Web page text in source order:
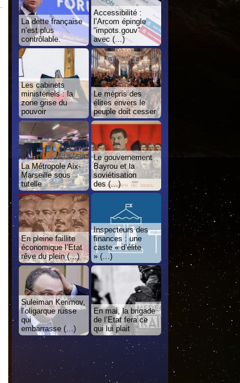
La dette française
n’est plus
contrôlable.
Accessibilité :
l’Arcom épingle
“impots.gouv”
avec (…)
Les cabinets
ministériels : la
zone grise du
pouvoir
Le mépris des
élites envers le
peuple doit cesser
La Métropole Aix-
Marseille sous
tutelle
Le gouvernement
Bayrou et la
soviétisation
des (…)
En pleine faillite
économique l’Etat
rêve du plein (…)
Inspecteurs des
finances : une
caste « d’élite
» (…)
Suleiman Kerimov,
l’oligarque russe
qui
embarrasse (…)
En mai, la brigade
de l’Etat fera ce
qui lui plait